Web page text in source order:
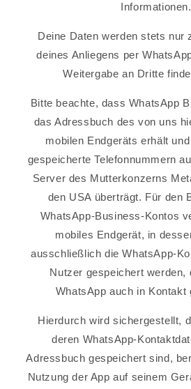
Informationen.
Deine Daten werden stets nur
deines Anliegens per
Weitergabe an Dritte
Bitte beachte, dass WhatsApp
das Adressbuch des von uns
mobilen Endgeräts erhält
gespeicherte Telefonnummern
Server des Mutterkonzerns
den USA überträgt. Für den
WhatsApp-Business-Kontos
mobiles Endgerät, in
ausschließlich die WhatsApp-
Nutzer gespeichert werden,
WhatsApp auch in Kontakt
Hierdurch wird sichergestellt,
deren WhatsApp-
Adressbuch gespeichert sind,
Nutzung der App auf seinem